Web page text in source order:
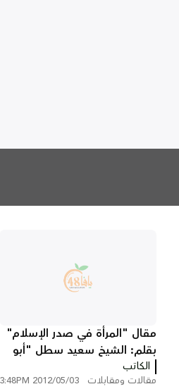
مقال "المرأة في صدر الإسلام"
بقلم: الشيخ سعيد سطل "أبو
سليمان"
الكاتب
مقالات ومقابلات 2012/05/03 3:48PM